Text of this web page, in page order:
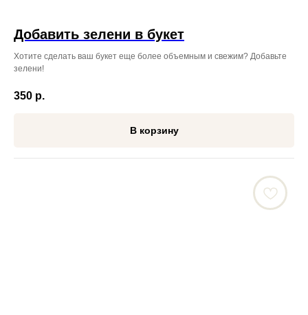
Добавить зелени в букет
Хотите сделать ваш букет еще более объемным и свежим? Добавьте
зелени!
350 р.
В корзину